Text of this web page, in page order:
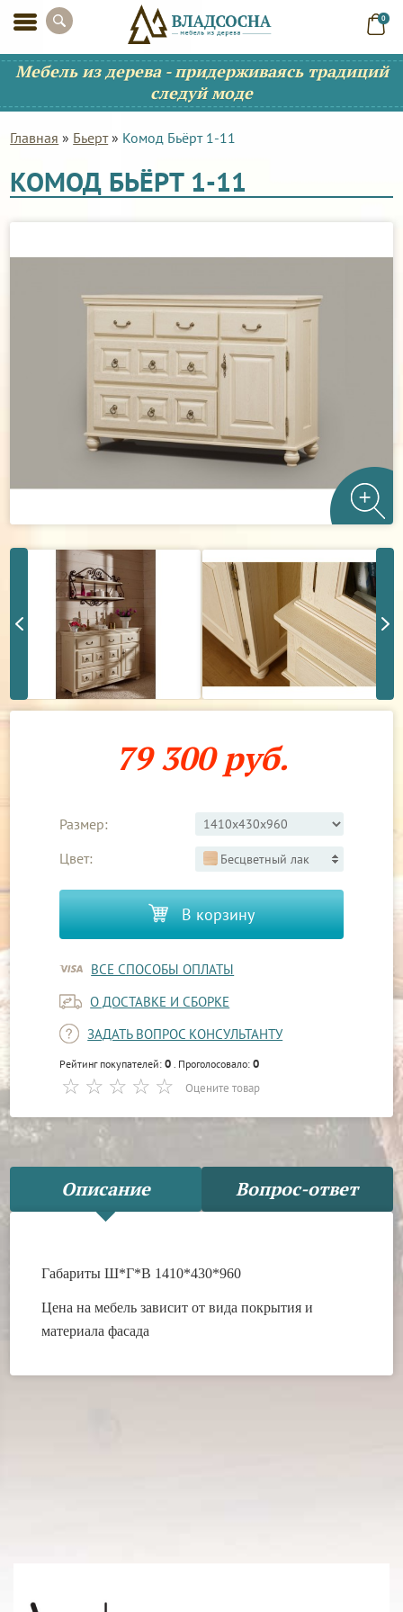
0
Мебель из дерева - придерживаясь традиций
следуй моде
Главная » Бьерт» Комод Бьёрт 1-11
КОМОД БЬЁРТ 1-11
79 300 руб.
Размер:
Цвет:
Бесцветный лак
В корзину
ВСЕ СПОСОБЫ ОПЛАТЫ
О ДОСТАВКЕ И СБОРКЕ
ЗАДАТЬ ВОПРОС КОНСУЛЬТАНТУ
Рейтинг покупателей:0 . Проголосовало:0
Оцените товар
Описание Вопрос-ответ
Габариты Ш*Г*В 1410*430*960
Цена на мебель зависит от вида покрытия и
материала фасада